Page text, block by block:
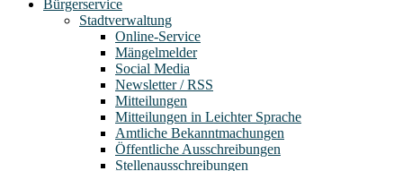
Bürgerservice
Stadtverwaltung
Online-Service
Mängelmelder
Social Media
Newsletter / RSS
Mitteilungen
Mitteilungen in Leichter Sprache
Amtliche Bekanntmachungen
Öffentliche Ausschreibungen
Stellenausschreibungen